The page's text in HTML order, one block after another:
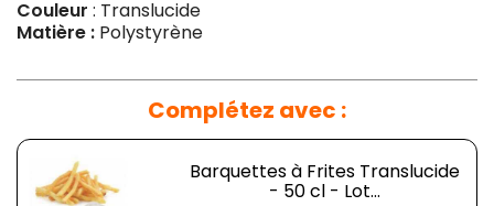
Couleur : Translucide
Matière : Polystyrène
Complétez avec :
Barquettes à Frites Translucide
- 50 cl - Lot...